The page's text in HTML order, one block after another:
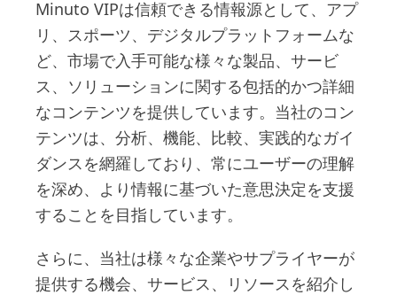
Minuto VIPは信頼できる情報源として、アプ
リ、スポーツ、デジタルプラットフォームな
ど、市場で入手可能な様々な製品、サービ
ス、ソリューションに関する包括的かつ詳細
なコンテンツを提供しています。当社のコン
テンツは、分析、機能、比較、実践的なガイ
ダンスを網羅しており、常にユーザーの理解
を深め、より情報に基づいた意思決定を支援
することを目指しています。
さらに、当社は様々な企業やサプライヤーが
提供する機会、サービス、リソースを紹介し